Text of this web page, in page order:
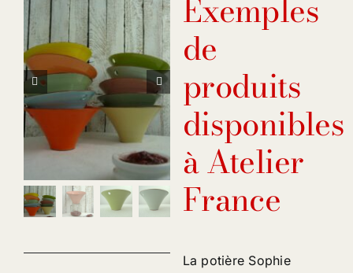
 
Exemples
de
produits
disponibles
à Atelier
France
La potière Sophie